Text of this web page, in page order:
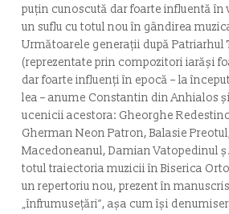
puţin cunoscută dar foarte influentă în
un suflu cu totul nou în gândirea
Următoarele generaţii după Patriarhul
(reprezentate prin compozitori iarăşi
dar foarte influenţi în epocă – la
lea – anume Constantin din Anhialos
ucenicii acestora: Gheorghe
Gherman Neon Patron, Balasie
Macedoneanul, Damian Vatopedinul
totul traiectoria muzicii în Biserica
un repertoriu nou, prezent în
„înfrumuseţări”, aşa cum îşi